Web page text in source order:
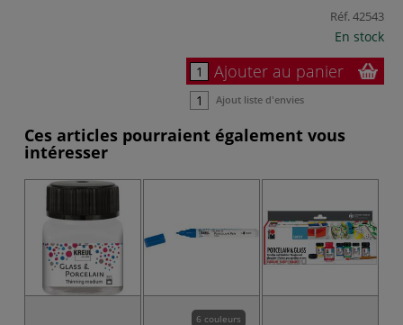
Réf.42543
En stock
Ajouter au panier
Ajout liste d'envies
Ces articles pourraient également vous
intéresser
6 couleurs